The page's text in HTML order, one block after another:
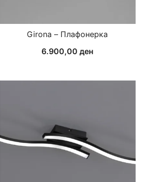
Girona – Плафонерка
6.900,00ден